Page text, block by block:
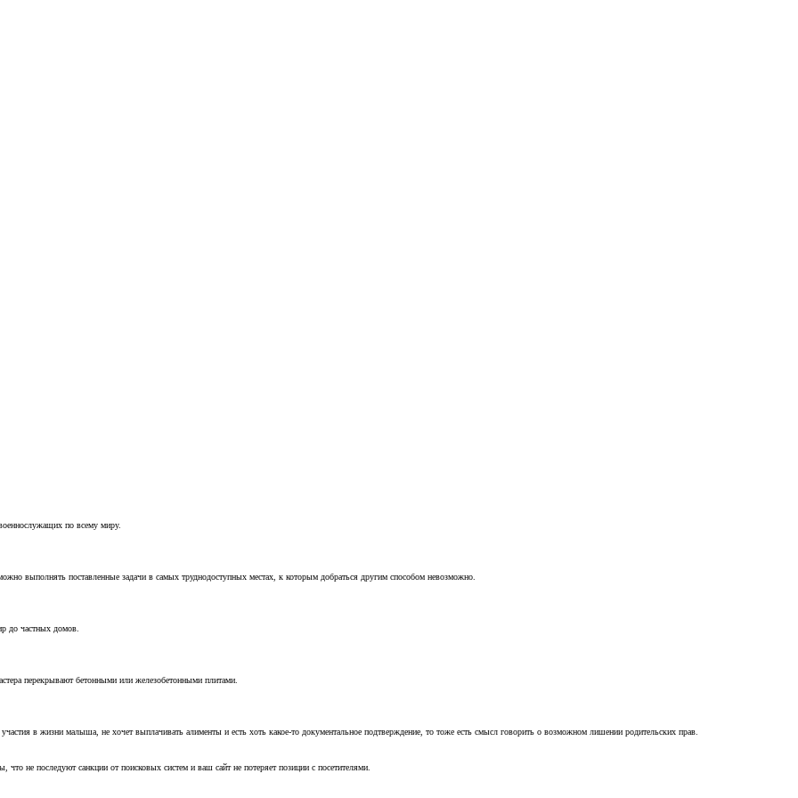
по всему миру.
выполнять поставленные задачи в самых труднодоступных местах, к которым добраться другим способом невозможно.
до частных домов.
перекрывают бетонными или железобетонными плитами.
в жизни малыша, не хочет выплачивать алименты и есть хоть какое-то документальное подтверждение, то тоже есть смысл говорить о возможном лишении родительских прав.
не последуют санкции от поисковых систем и ваш сайт не потеряет позиции с посетителями.